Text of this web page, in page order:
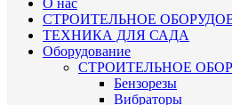
СТРОИТЕЛЬНОЕ
ТЕХНИКА ДЛЯ САДА
Оборудование
СТРОИТЕЛЬНОЕ
Бензорезы
Вибраторы